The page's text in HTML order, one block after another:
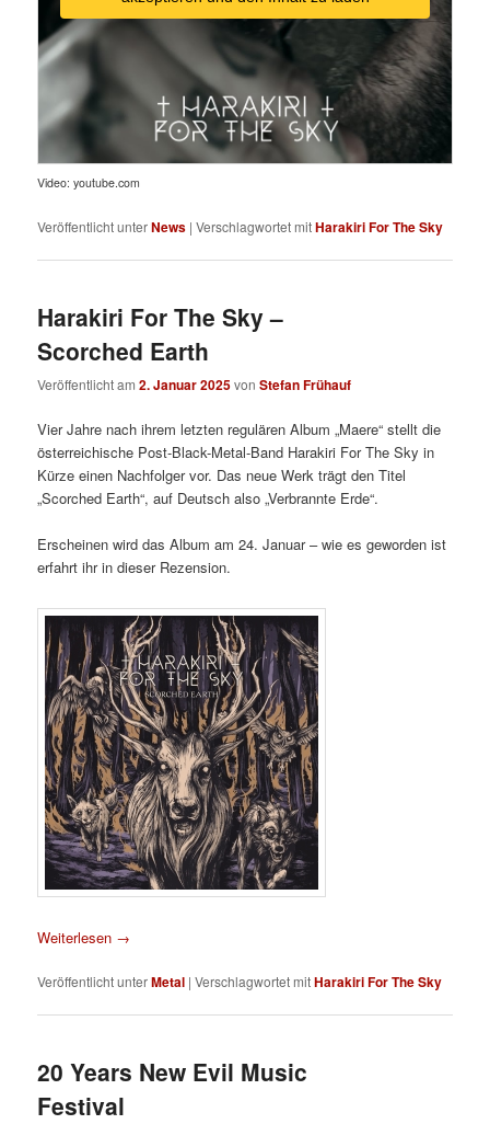
Video: youtube.com
Veröffentlicht unterNews |Verschlagwortet mitHarakiri For The Sky
Harakiri For The Sky –
Scorched Earth
Veröffentlicht am2. Januar 2025vonStefan Frühauf
Vier Jahre nach ihrem letzten regulären Album „Maere“ stellt die
österreichische Post-Black-Metal-Band Harakiri For The Sky in
Kürze einen Nachfolger vor. Das neue Werk trägt den Titel
„Scorched Earth“, auf Deutsch also „Verbrannte Erde“.
Erscheinen wird das Album am 24. Januar – wie es geworden ist
erfahrt ihr in dieser Rezension.
Weiterlesen →
Veröffentlicht unterMetal |Verschlagwortet mitHarakiri For The Sky
20 Years New Evil Music
Festival